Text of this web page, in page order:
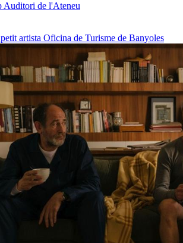
Auditori de l'Ateneu
artista Oficina de Turisme de Banyoles